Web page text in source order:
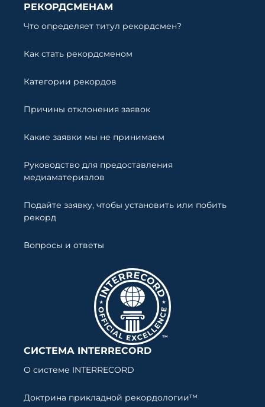
РЕКОРДСМЕНАМ
Что определяет титул рекордсмен?
Как стать рекордсменом
Категории рекордов
Причины отклонения заявок
Какие заявки мы не принимаем
Руководство для предоставления
медиаматериалов
Подайте заявку, чтобы установить или побить
рекорд
Вопросы и ответы
СИСТЕМА INTERRECORD
О системе INTERRECORD
Доктрина прикладной рекордологии™